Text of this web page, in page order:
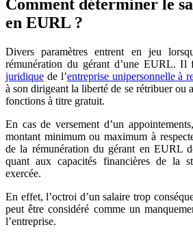
Comment déterminer le
en EURL ?
Divers paramètres entrent en jeu
rémunération du gérant d’une EURL. Il
juridique de l’entreprise unipersonnelle à
à son dirigeant la liberté de se rétribuer ou
fonctions à titre gratuit.
En cas de versement d’un
montant minimum ou maximum à
de la rémunération du gérant en EURL
quant aux capacités financières de la
exercée.
En effet, l’octroi d’un salaire trop
peut être considéré comme un
l’entreprise.